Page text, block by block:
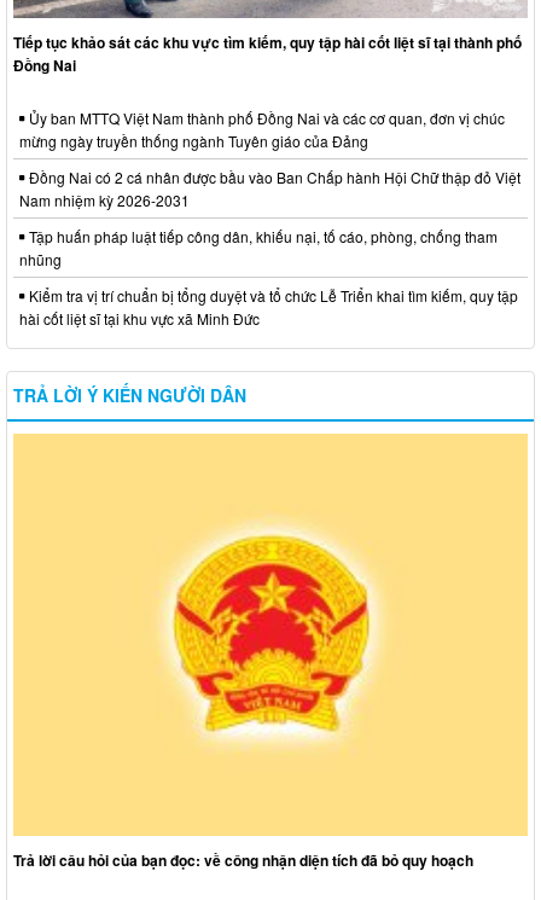
Tiếp tục khảo sát các khu vực tìm kiếm, quy tập hài cốt liệt sĩ tại thành phố
Đồng Nai
Ủy ban MTTQ Việt Nam thành phố Đồng Nai và các cơ quan, đơn vị chúc
mừng ngày truyền thống ngành Tuyên giáo của Đảng
Đồng Nai có 2 cá nhân được bầu vào Ban Chấp hành Hội Chữ thập đỏ Việt
Nam nhiệm kỳ 2026-2031
Tập huấn pháp luật tiếp công dân, khiếu nại, tố cáo, phòng, chống tham
nhũng
Kiểm tra vị trí chuẩn bị tổng duyệt và tổ chức Lễ Triển khai tìm kiếm, quy tập
hài cốt liệt sĩ tại khu vực xã Minh Đức
TRẢ LỜI Ý KIẾN NGƯỜI DÂN
Trả lời câu hỏi của bạn đọc: về công nhận diện tích đã bỏ quy hoạch